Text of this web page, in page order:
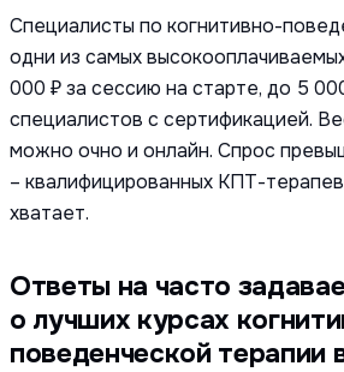
Специалисты по когнитивно-
одни из самых
000 ₽ за сессию на старте, до 5
специалистов с сертификацией.
можно очно и онлайн. Спрос
– квалифицированных КПТ-
хватает.
Ответы на часто задаваемые вопросы
о лучших курсах
поведенческой терапии